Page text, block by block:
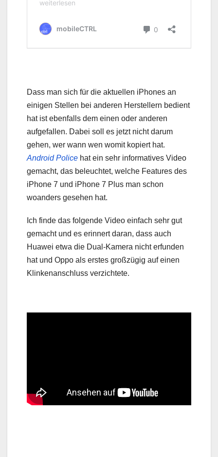
Dass man sich für die aktuellen iPhones an
einigen Stellen bei anderen Herstellern bedient
hat ist ebenfalls dem einen oder anderen
aufgefallen. Dabei soll es jetzt nicht darum
gehen, wer wann wen womit kopiert hat.
Android Police hat ein sehr informatives Video
gemacht, das beleuchtet, welche Features des
iPhone 7 und iPhone 7 Plus man schon
woanders gesehen hat.
Ich finde das folgende Video einfach sehr gut
gemacht und es erinnert daran, dass auch
Huawei etwa die Dual-Kamera nicht erfunden
hat und Oppo als erstes großzügig auf einen
Klinkenanschluss verzichtete.